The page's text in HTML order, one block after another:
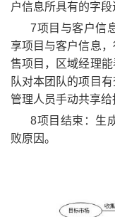
户信息所具有的字段
7项目与客户信
享项目与客户信息
售项目，区域经理
队对本团队的项目
管理人员手动共享给
8项目结束：生
败原因。